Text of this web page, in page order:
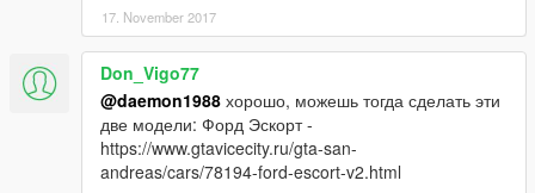
17. November 2017
Don_Vigo77
@daemon1988 хорошо, можешь тогда сделать эти
две модели: Форд Эскорт -
https://www.gtavicecity.ru/gta-san-
andreas/cars/78194-ford-escort-v2.html